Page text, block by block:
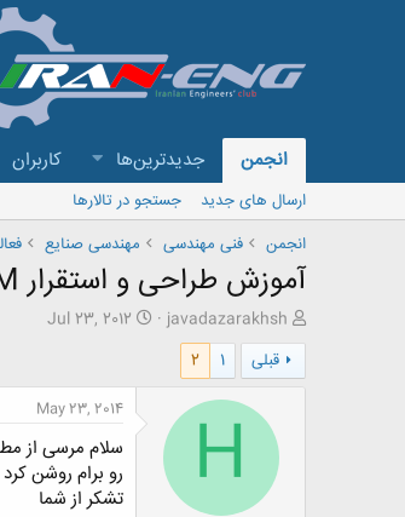
انجمن جدیدترین‌ها کاربران
ارسال های جدید
جستجو در تالارها
انجمن
فنی مهندسی مهندسی صنایع
آموزش طراحی و استقرار PM ( نگهداری و تعمیرات پیشگیرانه در واحد های صنعتی)
ش
ر
و
ع
javadazarakhsh
ت
ی
خ
ع
Jul 23, 2012
قبلی
1
2
H
May 23, 2014
سلام مرسی از
رو برام روشن
تشکر از شما